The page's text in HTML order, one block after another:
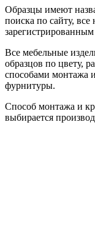
Образцы имеют
поиска по сайту, все
Все мебельные
образцов по цвету,
способами монтажа
фурнитуры.
Способ монтажа и
выбирается